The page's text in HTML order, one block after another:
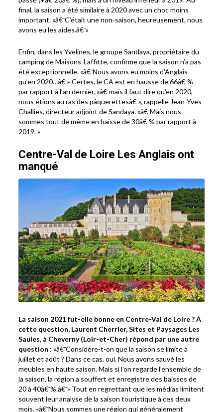
final, la saison a été similaire à 2020 avec un choc moins
important. «â€¯C’était une non-saison, heureusement, nous
avons eu les aides.â€¯»
Enfin, dans les Yvelines, le groupe Sandaya, propriétaire du
camping de Maisons-Laffitte, confirme que la saison n’a pas
été exceptionnelle. «â€¯Nous avons eu moins d’Anglais
qu’en 2020…â€¯» Certes, le CA est en hausse de 66â€¯%
par rapport à l’an dernier, «â€¯mais il faut dire qu’en 2020,
nous étions au ras des pâquerettesâ€¯», rappelle Jean-Yves
Challies, directeur adjoint de Sandaya. «â€¯Mais nous
sommes tout de même en baisse de 30â€¯% par rapport à
2019. »
Centre-Val de Loire Les Anglais ont
manqué
La saison 2021 fut-elle bonne en Centre-Val de Loire ? À
cette question, Laurent Cherrier, Sites et Paysages Les
Saules, à Cheverny (Loir-et-Cher) répond par une autre
question : «â€¯Considère-t-on que la saison se limite à
juillet et août ? Dans ce cas, oui. Nous avons sauvé les
meubles en haute saison. Mais si l’on regarde l’ensemble de
la saison, la région a souffert et enregistre des baisses de
20 à 40â€¯%.â€¯» Tout en regrettant que les médias limitent
souvent leur analyse de la saison touristique à ces deux
mois. «â€¯Nous sommes une région qui généralement